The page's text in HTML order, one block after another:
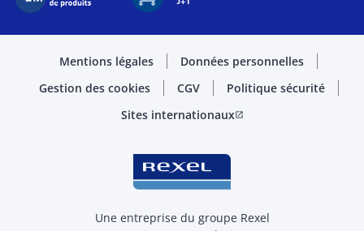
Mentions légales
Données personnelles
Gestion des cookies
CGV
Politique sécurité
Sites internationauxopen_in_new
Une entreprise du groupe Rexel